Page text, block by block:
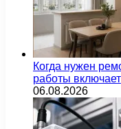
Когда нужен
работы включает
06.08.2026